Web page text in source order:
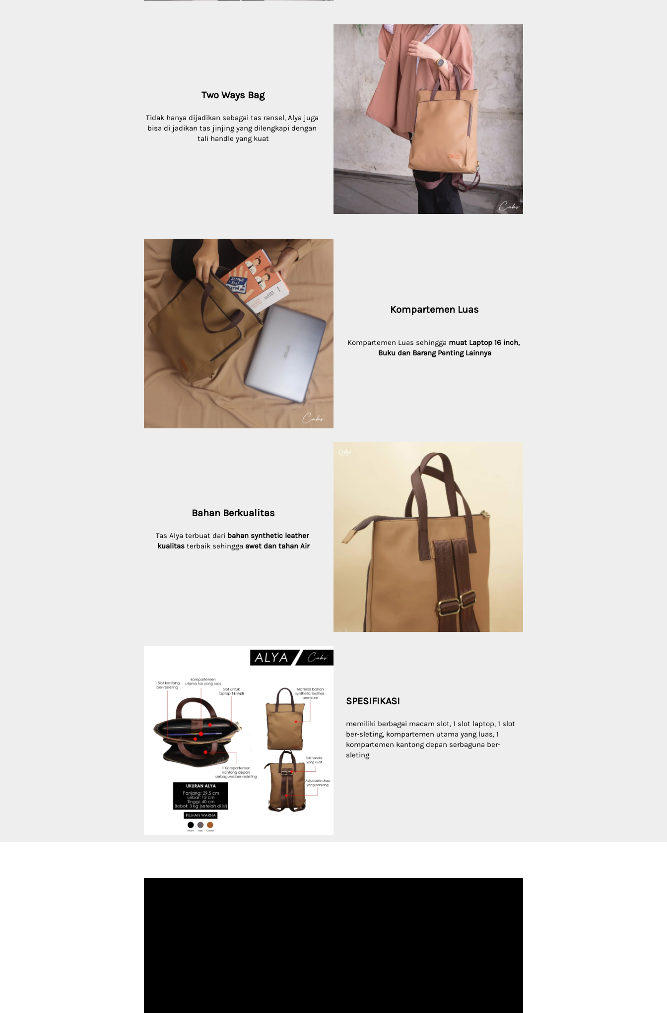
Two Ways Bag
Tidak hanya dijadikan sebagai tas ransel, Alya juga
bisa di jadikan tas jinjing yang dilengkapi dengan
tali handle yang kuat
Kompartemen Luas
Kompartemen Luas sehingga muat Laptop 16 inch,
Buku dan Barang Penting Lainnya
Bahan Berkualitas
Tas Alya terbuat dari bahan synthetic leather
kualitas terbaik sehingga awet dan tahan Air
SPESIFIKASI
memiliki berbagai macam slot, 1 slot laptop, 1 slot
ber-sleting, kompartemen utama yang luas, 1
kompartemen kantong depan serbaguna ber-
sleting